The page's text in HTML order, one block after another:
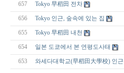
657 Tokyo 早稻田 전차
656 Tokyo 인근, 숲속에 있는 집
655 Tokyo 早稻田 내천
654 일본 도쿄에서 본 연평도사태
653 와세다대학교(早稻田大學校) 인